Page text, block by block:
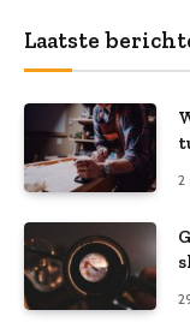
Laatste
2